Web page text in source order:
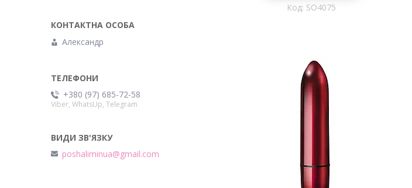
SO4075
Александр
+380 (97) 685-72-58
Viber, WhatsUp, Telegram
poshaliminua@gmail.com